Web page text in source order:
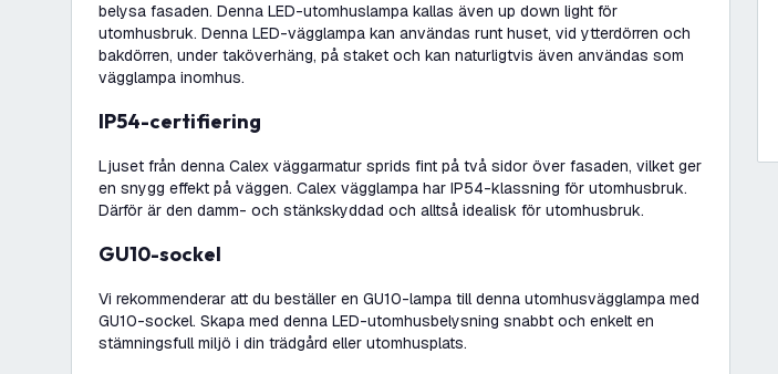
belysa fasaden. Denna LED-utomhuslampa kallas även up down light för
utomhusbruk. Denna LED-vägglampa kan användas runt huset, vid ytterdörren och
bakdörren, under taköverhäng, på staket och kan naturligtvis även användas som
vägglampa inomhus.
IP54-certifiering
Ljuset från denna Calex väggarmatur sprids fint på två sidor över fasaden, vilket ger
en snygg effekt på väggen. Calex vägglampa har IP54-klassning för utomhusbruk.
Därför är den damm- och stänkskyddad och alltså idealisk för utomhusbruk.
GU10-sockel
Vi rekommenderar att du beställer en GU10-lampa till denna utomhusvägglampa med
GU10-sockel. Skapa med denna LED-utomhusbelysning snabbt och enkelt en
stämningsfull miljö i din trädgård eller utomhusplats.